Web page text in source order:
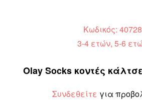
Κωδικός: 40728
3-4 ετών, 5-6
Olay Socks κοντές
Συνδεθείτε για